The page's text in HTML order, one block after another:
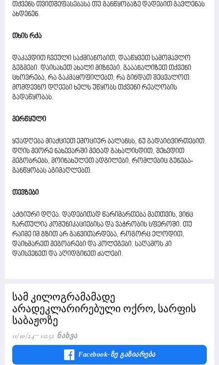
თქვენს თვითშეფასებასა თუ განწყობაზე დადებით გავლენას
ახდენენ.
თხის რქა
დაკავდით ჩვეული საქმიანობით, დააწყვეთ სამომავლო
გეგმები. დაისახეთ ახალი მიზნები. გააანალიზეთ თქვენი
ცხოვრება, რა გაკმაყოფილებთ, რა გინდათ შეცვალოთ.
მომდევნო დღეები ხელს უწყობს თქვენი რეალობის
გადაწყობას.
მერწყული
ყუადღება მიაქციეთ ემოციურ ბალანსს, ნუ გადაიტვირთებით.
დღის მეორე ნახევარში მეტად გახალისდით, შეხვდით
მეგობრებს, მოინახულეთ ადგილები, რომლებიც გუნება-
განწყობას აგიმაღლებთ.
თევზები
აქტიური დღეა. დადებითად წარიმართება მათთვის, ვინც
ჩართულია კომუნიკაციებისა და ვაჭრობის სფეროში. თუ
რაიმე იმ გზით არ განვითარდება, როგორც ელოდით,
დაიხმარეთ მეგობრები და კოლეგები. საღამოს კი
დაისვენეთ და აღიდგინეთ ძალები.
სამ კილოგრამამადე
არადეკლარირებული ოქრო, სარფის
საბაჟოზე
11/10/24 11252 Ნახვა
Facebook-Ზე Გაზიარება